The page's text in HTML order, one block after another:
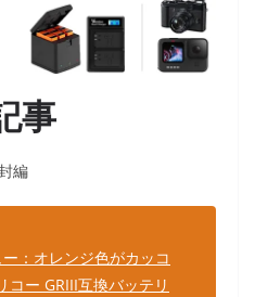
事
編
ー：オレンジ色がカッコ
コー GRIII互換バッテリ